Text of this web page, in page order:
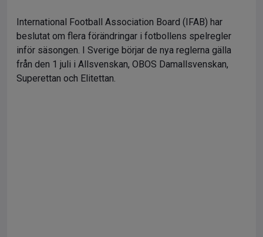
International Football Association Board (IFAB) har
beslutat om flera förändringar i fotbollens spelregler
inför säsongen. I Sverige börjar de nya reglerna gälla
från den 1 juli i Allsvenskan, OBOS Damallsvenskan,
Superettan och Elitettan.